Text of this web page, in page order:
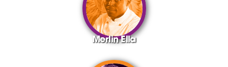
Merlin Ella